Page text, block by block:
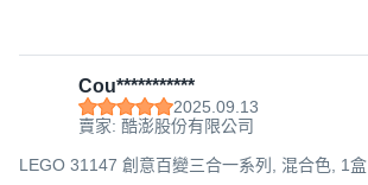
Cou***********
2025.09.13
賣家: 酷澎股份有限公司
LEGO 31147 創意百變三合一系列, 混合色, 1盒